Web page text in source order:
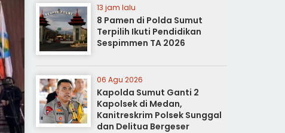
13 jam lalu
8 Pamen di Polda Sumut
Terpilih Ikuti Pendidikan
Sespimmen TA 2026
06 Agu 2026
Kapolda Sumut Ganti 2
Kapolsek di Medan,
Kanitreskrim Polsek Sunggal
dan Delitua Bergeser